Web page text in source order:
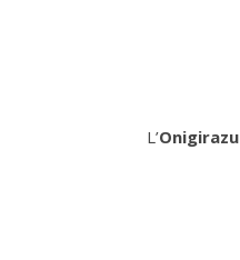
L’Onigirazu